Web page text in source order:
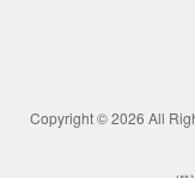
Copyright © 2026 All